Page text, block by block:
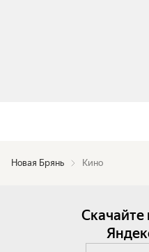
Новая Брянь Кино